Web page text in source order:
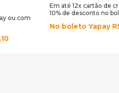
ou com
Em até 12x cartão de
10% de desconto no
No boleto Yapay